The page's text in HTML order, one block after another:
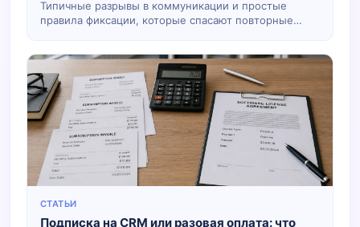
Типичные разрывы в коммуникации и простые
правила фиксации, которые спасают повторные
СТАТЬИ
Подписка на CRM или разовая оплата: что